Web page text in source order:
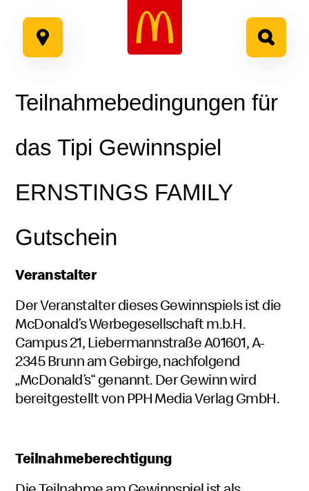
Inhalt
springen
Teilnahmebedingungen für
das Tipi Gewinnspiel
ERNSTINGS FAMILY
Gutschein
Veranstalter
Der Veranstalter dieses Gewinnspiels ist die
McDonald’s Werbegesellschaft m.b.H.
Campus 21, Liebermannstraße A01601, A-
2345 Brunn am Gebirge, nachfolgend
„McDonald’s“ genannt. Der Gewinn wird
bereitgestellt von PPH Media Verlag GmbH.
Teilnahmeberechtigung